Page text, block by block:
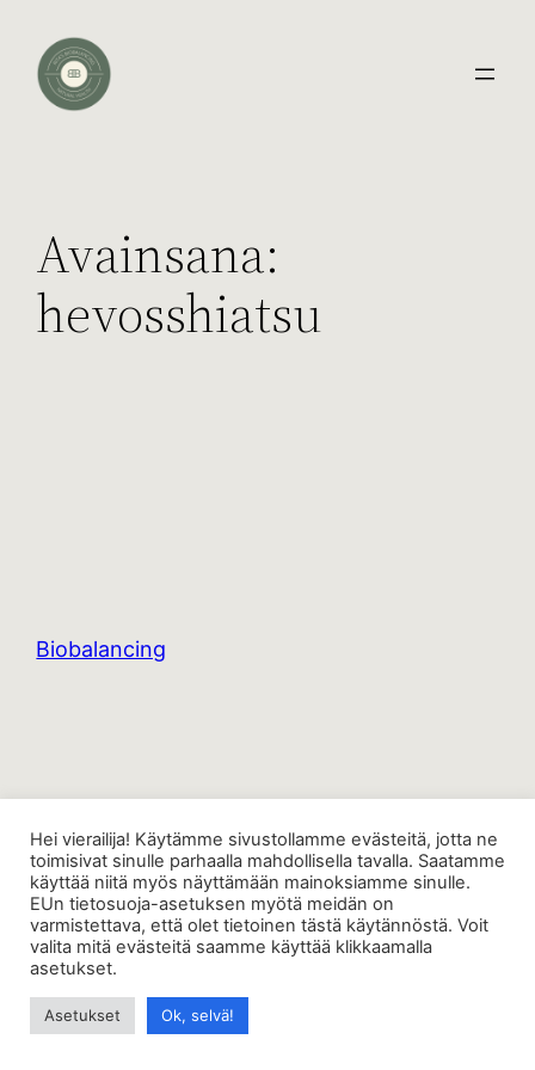
Avainsana:
hevosshiatsu
Biobalancing
Hei vierailija! Käytämme sivustollamme evästeitä, jotta ne
toimisivat sinulle parhaalla mahdollisella tavalla. Saatamme
käyttää niitä myös näyttämään mainoksiamme sinulle.
EUn tietosuoja-asetuksen myötä meidän on
varmistettava, että olet tietoinen tästä käytännöstä. Voit
valita mitä evästeitä saamme käyttää klikkaamalla
asetukset.
Asetukset Ok, selvä!